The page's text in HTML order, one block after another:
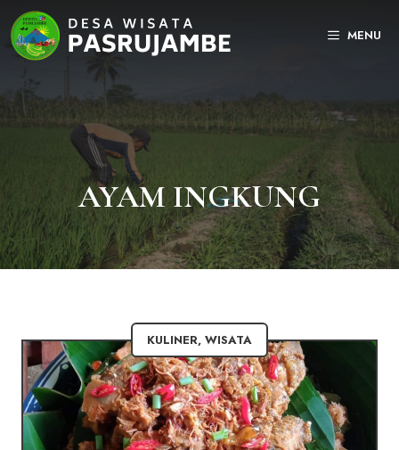
Langsung
ke
MENU
AYAM INGKUNG
KULINER, WISATA